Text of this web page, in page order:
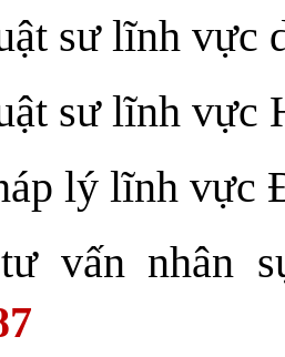
sư lĩnh vực
sư lĩnh vực
lý lĩnh vực
vấn nhân